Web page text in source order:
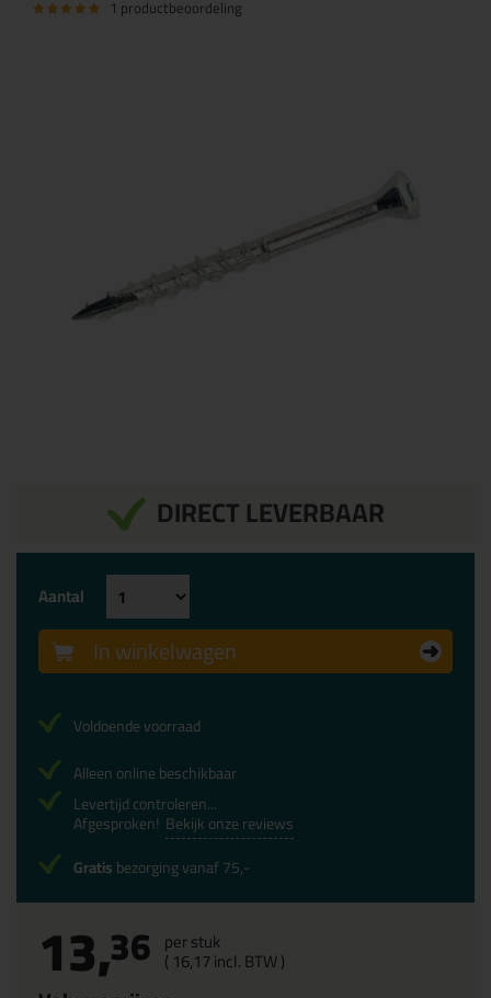
1 productbeoordeling
DIRECT LEVERBAAR
13,36 per stuk
( 16,17incl. BTW )
Aantal
In winkelwagen
Voldoende voorraad
Alleen online beschikbaar
Levertijd controleren...
Afgesproken! Bekijk onze reviews
Gratisbezorging vanaf 75,-